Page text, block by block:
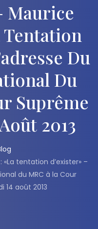
Maurice
Tentation
Du
Du
Suprême
2013
tentation d’exister» –
du MRC à la Cour
14 août 2013